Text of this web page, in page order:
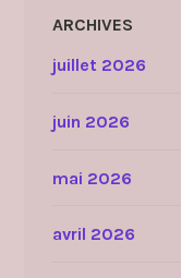
ARCHIVES
juillet 2026
juin 2026
mai 2026
avril 2026